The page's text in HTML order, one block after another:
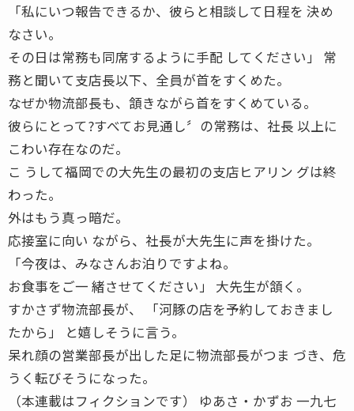
「私にいつ報告できるか、彼らと相談して日程を 決め
なさい。
その日は常務も同席するように手配 してください」 常
務と聞いて支店長以下、全員が首をすくめた。
なぜか物流部長も、頷きながら首をすくめている。
彼らにとって?すべてお見通し〞の常務は、社長 以上に
こわい存在なのだ。
こ うして福岡での大先生の最初の支店ヒアリン グは終
わった。
外はもう真っ暗だ。
応接室に向い ながら、社長が大先生に声を掛けた。
「今夜は、みなさんお泊りですよね。
お食事をご一 緒させてください」 大先生が頷く。
すかさず物流部長が、 「河豚の店を予約しておきまし
たから」 と嬉しそうに言う。
呆れ顔の営業部長が出した足に物流部長がつま づき、危
うく転びそうになった。
（本連載はフィクションです） ゆあさ・かずお 一九七